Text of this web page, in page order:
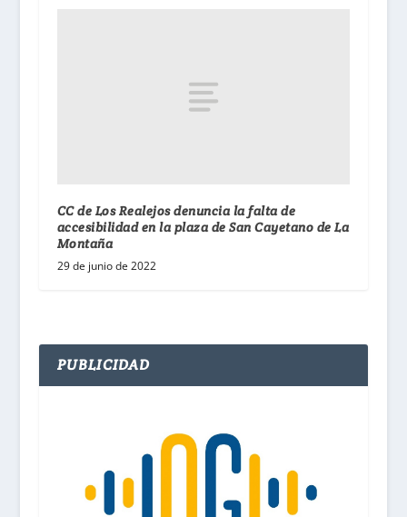
CC de Los Realejos denuncia la falta de
accesibilidad en la plaza de San Cayetano de La
Montaña
29 de junio de 2022
PUBLICIDAD